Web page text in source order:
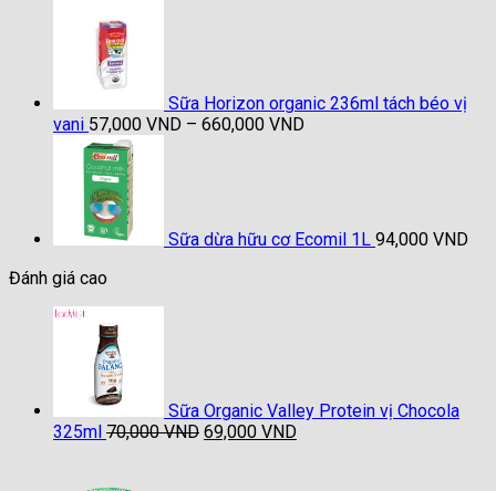
Sữa Horizon organic 236ml tách béo vị
vani 57,000 VND – 660,000 VNDKhoảng
660,000 VND
Sữa dừa hữu cơ Ecomil 1L 94,000 VND
Đánh giá cao
Sữa Organic Valley Protein vị Chocola
325ml 70,000VND Giá
69,000 VNDGiá